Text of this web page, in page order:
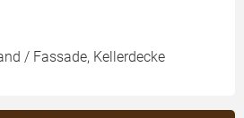
/ Fassade, Kellerdecke